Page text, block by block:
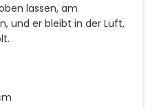
lassen, am
und er bleibt in der Luft,